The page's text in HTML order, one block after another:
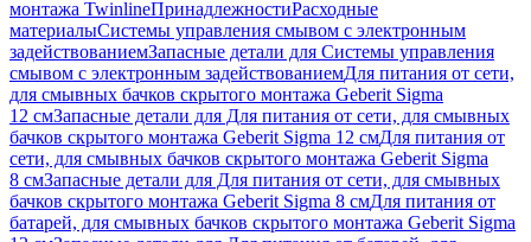
монтажа TwinlineПринадлежностиРасходные
материалыСистемы управления смывом с электронным
задействованиемЗапасные детали для Системы управления
смывом с электронным задействованиемДля питания от сети,
для смывных бачков скрытого монтажа Geberit Sigma
12 смЗапасные детали для Для питания от сети, для смывных
бачков скрытого монтажа Geberit Sigma 12 смДля питания от
сети, для смывных бачков скрытого монтажа Geberit Sigma
8 смЗапасные детали для Для питания от сети, для смывных
бачков скрытого монтажа Geberit Sigma 8 смДля питания от
батарей, для смывных бачков скрытого монтажа Geberit Sigma